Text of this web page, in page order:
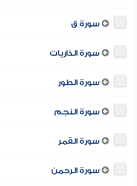
سورة ق
سورة الذاريات
سورة الطور
سورة النجم
سورة القمر
سورة الرحمن